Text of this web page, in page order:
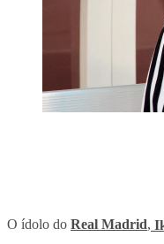
O ídolo do Real Madrid,